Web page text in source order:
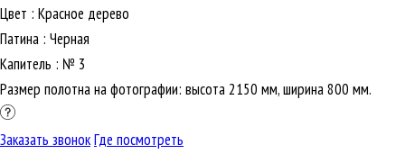
Цвет : Красное дерево
Патина : Черная
Капитель : № 3
Размер полотна на фотографии: высота 2150 мм, ширина 800 мм.
Заказать звонокГде посмотреть